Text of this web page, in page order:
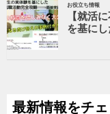
お役立ち情報
【就活
を基に
最新情報をチェ